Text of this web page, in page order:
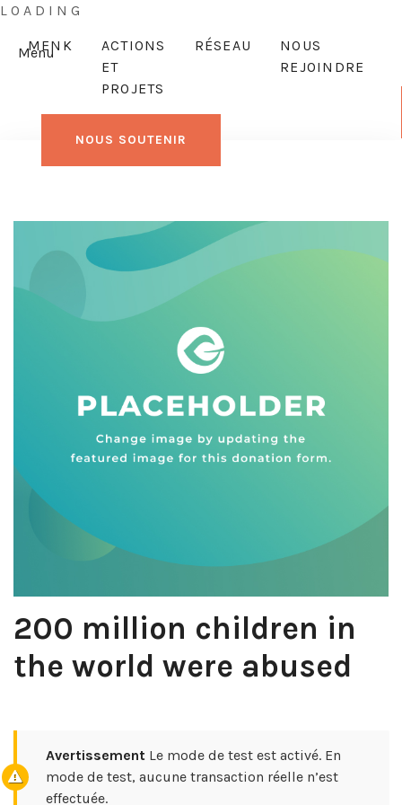
L O A D I N G
Menu
MENK
ACTIONS
ET
PROJETS
RÉSEAU
NOUS
REJOINDRE
NOUS SOUTENIR
200 million children in
the world were abused
Avertissement Le mode de test est activé. En
mode de test, aucune transaction réelle n’est
effectuée.